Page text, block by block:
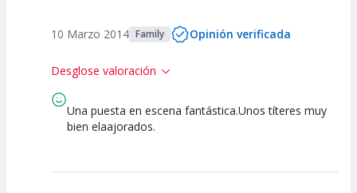
10 Marzo 2014 Family Opinión verificada
Desglose valoración
10 8 10 10
Una puesta en escena fantástica.Unos títeres muy
bien elaajorados.